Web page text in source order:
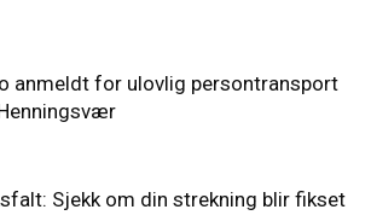
anmeldt for ulovlig persontransport
Sjekk om din strekning blir fikset